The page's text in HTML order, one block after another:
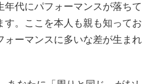
代にパフォーマンスが落ちて
す。ここを本人も親も知ってお
ォーマンスに多いな差が生まれ